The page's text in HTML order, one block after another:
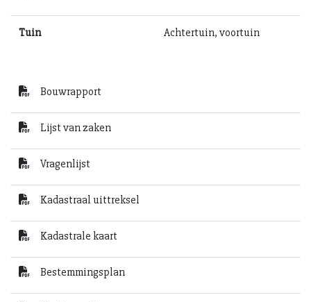
Tuin Achtertuin, voortuin
Bouwrapport
Lijst van zaken
Vragenlijst
Kadastraal uittreksel
Kadastrale kaart
Bestemmingsplan